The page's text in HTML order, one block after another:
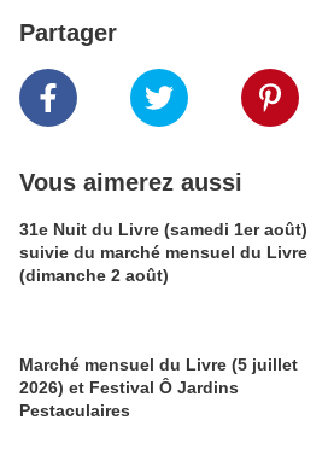
Partager
Vous aimerez aussi
31e Nuit du Livre (samedi 1er août)
suivie du marché mensuel du Livre
(dimanche 2 août)
Marché mensuel du Livre (5 juillet
2026) et Festival Ô Jardins
Pestaculaires